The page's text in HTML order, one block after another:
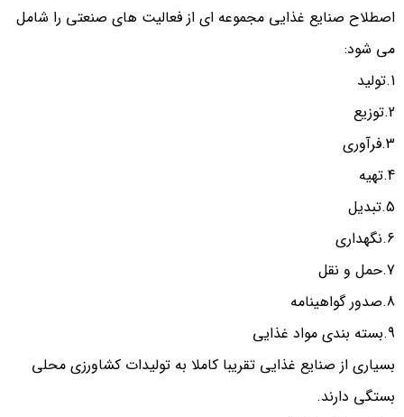
اصطلاح صنایع غذایی مجموعه ای از فعالیت های صنعتی را شامل
می شود:
1.تولید
2.توزیع
3.فرآوری
4.تهیه
5.تبدیل
6.نگهداری
7.حمل و نقل
8.صدور گواهینامه
9.بسته بندی مواد غذایی
بسیاری از صنایع غذایی تقریبا کاملا به تولیدات کشاورزی محلی
بستگی دارند.